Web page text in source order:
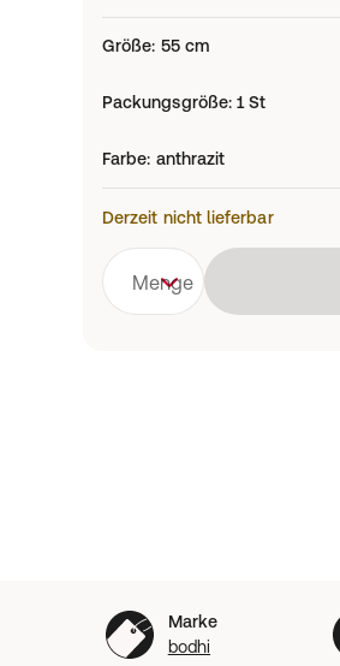
Bild
Größe: 55 cm
Packungsgröße:1 St
Farbe: anthrazit
Derzeit nicht lieferbar
Menge
Marke
bodhi